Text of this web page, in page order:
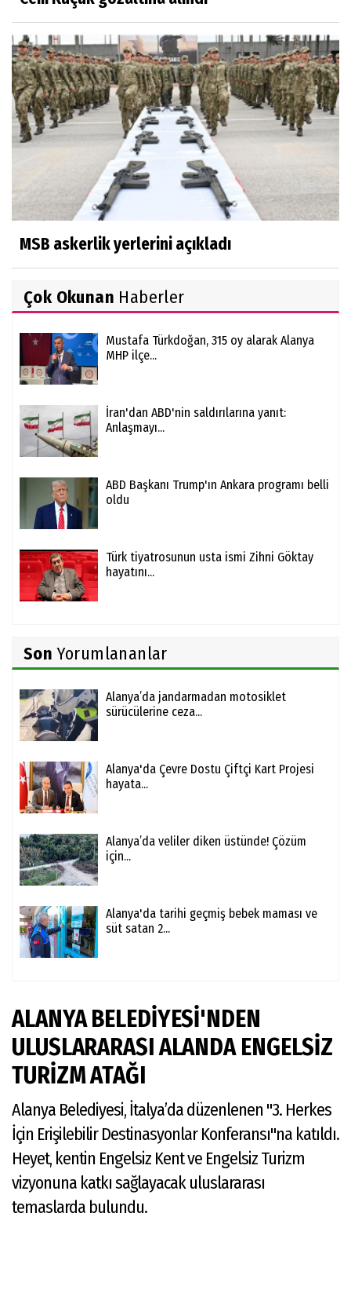
MSB askerlik yerlerini açıkladı
Çok Okunan Haberler
Mustafa Türkdoğan, 315 oy alarak Alanya
MHP ilçe...
İran'dan ABD'nin saldırılarına yanıt:
Anlaşmayı...
ABD Başkanı Trump'ın Ankara programı belli
oldu
Türk tiyatrosunun usta ismi Zihni Göktay
hayatını...
Son Yorumlananlar
Alanya’da jandarmadan motosiklet
sürücülerine ceza...
Alanya'da Çevre Dostu Çiftçi Kart Projesi
hayata...
Alanya’da veliler diken üstünde! Çözüm
için...
Alanya'da tarihi geçmiş bebek maması ve
süt satan 2...
ALANYA BELEDİYESİ'NDEN
ULUSLARARASI ALANDA ENGELSİZ
TURİZM ATAĞI
Alanya Belediyesi, İtalya’da düzenlenen "3. Herkes
İçin Erişilebilir Destinasyonlar Konferansı"na katıldı.
Heyet, kentin Engelsiz Kent ve Engelsiz Turizm
vizyonuna katkı sağlayacak uluslararası
temaslarda bulundu.